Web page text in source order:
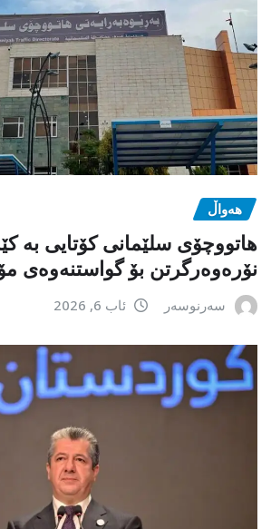
هەواڵ
هاتووچۆی سلێمانی کۆتایی بە
نۆرەوەرگرتن بۆ گواستنەوەی
سەرنوسەر ئاب 6, 2026